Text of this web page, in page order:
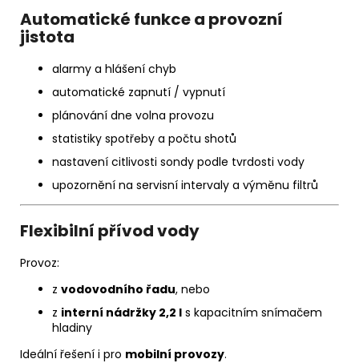
Automatické funkce a provozní
jistota
alarmy a hlášení chyb
automatické zapnutí / vypnutí
plánování dne volna provozu
statistiky spotřeby a počtu shotů
nastavení citlivosti sondy podle tvrdosti vody
upozornění na servisní intervaly a výměnu filtrů
Flexibilní přívod vody
Provoz:
z vodovodního řadu, nebo
z interní nádržky 2,2 l s kapacitním snímačem
hladiny
Ideální řešení i pro mobilní provozy.